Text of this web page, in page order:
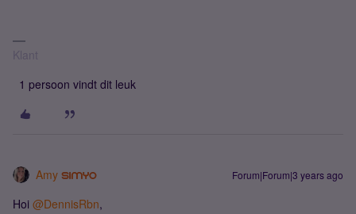
Klant
1 persoon vindt dit leuk
Amy Forum|Forum|3 years ago
Hoi @DennisRbn,